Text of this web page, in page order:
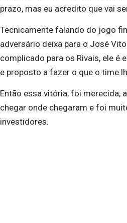
prazo, mas eu acredito que vai
Tecnicamente falando do jogo
adversário deixa para o José
complicado para os Rivais, ele é
e proposto a fazer o que o time
Então essa vitória, foi merecida,
chegar onde chegaram e foi
investidores.